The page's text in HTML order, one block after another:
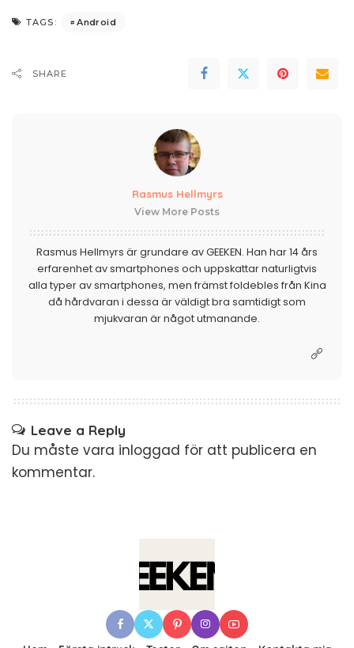
TAGS: Android
SHARE
Rasmus Hellmyrs
View More Posts
Rasmus Hellmyrs är grundare av GEEKEN. Han har 14 års
erfarenhet av smartphones och uppskattar naturligtvis
alla typer av smartphones, men främst foldebles från Kina
då hårdvaran i dessa är väldigt bra samtidigt som
mjukvaran är något utmanande.
Leave a Reply
Du måste vara inloggad för att publicera en
kommentar.